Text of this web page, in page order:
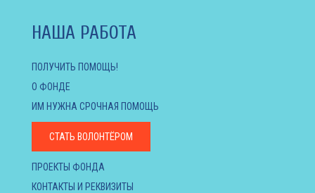
НАША РАБОТА
ПОЛУЧИТЬ ПОМОЩЬ!
О ФОНДЕ
ИМ НУЖНА СРОЧНАЯ ПОМОЩЬ
СТАТЬ ВОЛОНТЁРОМ
ПРОЕКТЫ ФОНДА
КОНТАКТЫ И РЕКВИЗИТЫ